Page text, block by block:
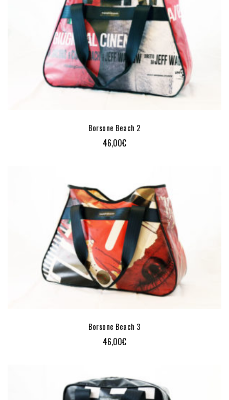
Borsone Beach 2
46,00€
Borsone Beach 3
46,00€